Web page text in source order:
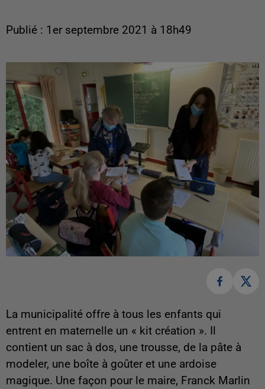
Publié : 1er septembre 2021 à 18h49
La municipalité offre à tous les enfants qui
entrent en maternelle un « kit création ». Il
contient un sac à dos, une trousse, de la pâte à
modeler, une boîte à goûter et une ardoise
magique. Une façon pour le maire, Franck Marlin